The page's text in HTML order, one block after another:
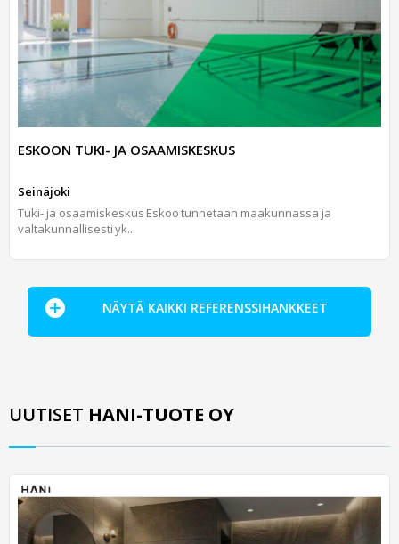
ESKOON TUKI- JA OSAAMISKESKUS
Seinäjoki
Tuki- ja osaamiskeskus Eskoo tunnetaan maakunnassa ja
valtakunnallisesti yk...
NÄYTÄ KAIKKI REFERENSSIHANKKEET
UUTISET HANI-TUOTE OY